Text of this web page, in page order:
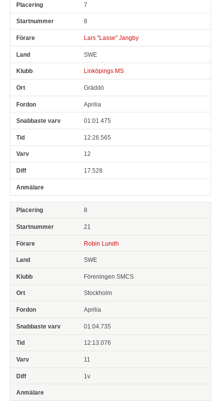
7
8
Lars "Lasse" Jangby
SWE
Linköpings MS
Gräddö
Aprilia
01:01.475
12:26.565
12
17.528
8
21
Robin Lundh
SWE
Föreningen SMCS
Stockholm
Aprilia
01:04.735
12:13.076
11
1v